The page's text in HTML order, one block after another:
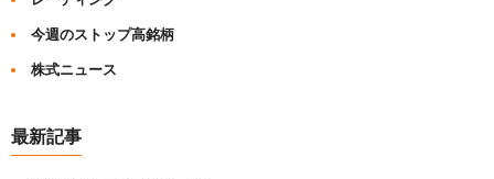
今週のストップ高銘柄
株式ニュース
最新記事